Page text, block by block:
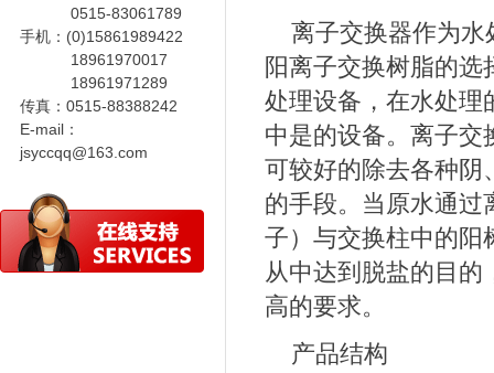
0515-83061789
手机：(0)15861989422
18961970017
18961971289
传真：0515-88388242
E-mail：
jsyccqq@163.com
离子交换器作为水
阳离子交换树脂的
处理设备，在水处理
中是的设备。离子交
可较好的除去各种阴
的手段。当原水通过
子）与交换柱中的阳
从中达到脱盐的目
高的要求。
产品结构